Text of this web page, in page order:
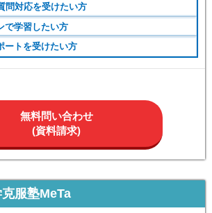
問対応を受けたい方
で学習したい方
ートを受けたい方
無料問い合わせ
(資料請求)
服塾MeTa